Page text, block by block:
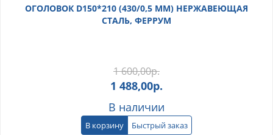
ОГОЛОВОК D150*210 (430/0,5 ММ) НЕРЖАВЕЮЩАЯ
СТАЛЬ, ФЕРРУМ
1 600,00р.
1 488,00р.
В наличии
В корзину Быстрый заказ